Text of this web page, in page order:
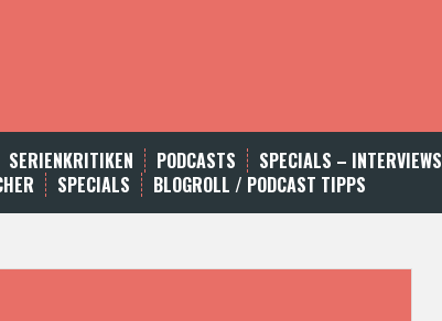
SERIENKRITIKEN PODCASTS SPECIALS – INTERVIEWS
SPECIALS BLOGROLL / PODCAST TIPPS